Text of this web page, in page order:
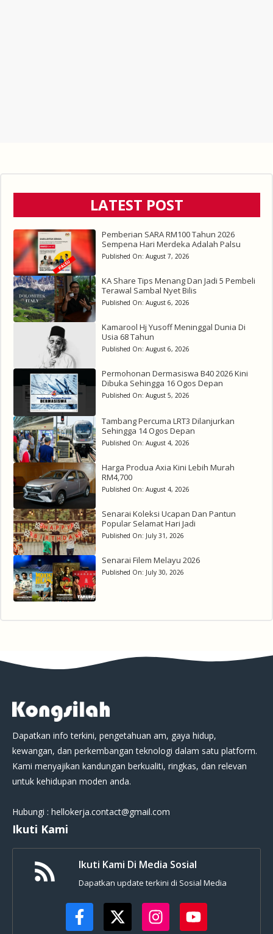
LATEST POST
Pemberian SARA RM100 Tahun 2026
Sempena Hari Merdeka Adalah Palsu
Published On: August 7, 2026
KA Share Tips Menang Dan Jadi 5 Pembeli
Terawal Sambal Nyet Bilis
Published On: August 6, 2026
Kamarool Hj Yusoff Meninggal Dunia Di
Usia 68 Tahun
Published On: August 6, 2026
Permohonan Dermasiswa B40 2026 Kini
Dibuka Sehingga 16 Ogos Depan
Published On: August 5, 2026
Tambang Percuma LRT3 Dilanjurkan
Sehingga 14 Ogos Depan
Published On: August 4, 2026
Harga Produa Axia Kini Lebih Murah
RM4,700
Published On: August 4, 2026
Senarai Koleksi Ucapan Dan Pantun
Popular Selamat Hari Jadi
Published On: July 31, 2026
Senarai Filem Melayu 2026
Published On: July 30, 2026
Dapatkan info terkini, pengetahuan am, gaya hidup,
kewangan, dan perkembangan teknologi dalam satu platform.
Kami menyajikan kandungan berkualiti, ringkas, dan relevan
untuk kehidupan moden anda.
Hubungi : hellokerja.contact@gmail.com
Ikuti Kami
Ikuti Kami Di Media Sosial
Dapatkan update terkini di Sosial Media